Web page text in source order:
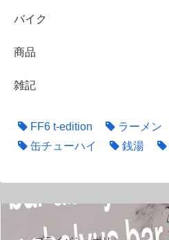
バイク
商品
雑記
FF6 t-edition ラーメン
缶チューハイ
銭湯